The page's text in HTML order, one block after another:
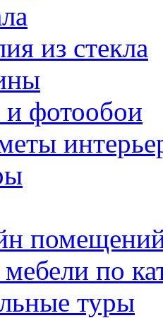
из стекла
фотообои
мебели по
туры